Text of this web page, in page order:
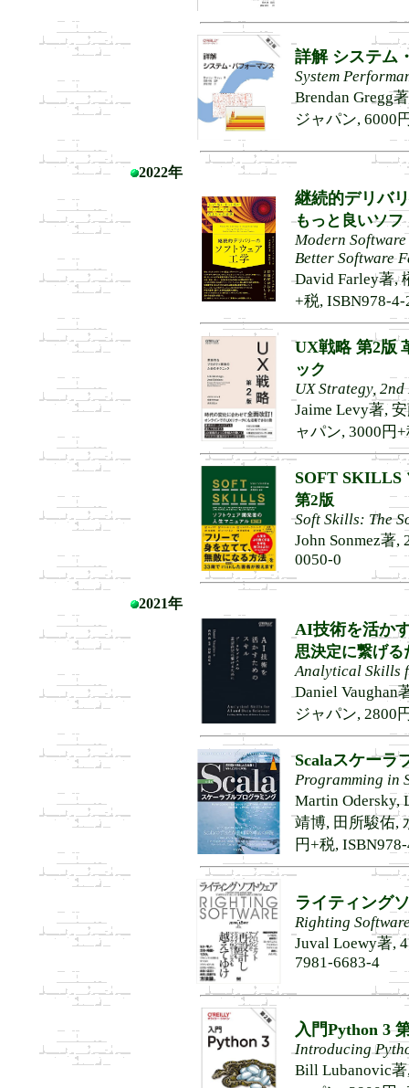
詳解 システム
System
Brendan Gregg
ジャパン, 6000
2022年
継続的デリバ
もっと良いソフ
Modern
Better Software
David Farley著,
+税, ISBN978-
UX戦略 第2版
ック
UX Strategy,
Jaime Levy著,
ャパン, 3000円
SOFT SKILLS
第2版
Soft Skills: The
John Sonmez著,
0050-0
2021年
AI技術を活か
思決定に繋げる
Analytical Skills
Daniel Vaughan
ジャパン, 2800
Scalaスケーラ
Programming in
Martin Odersky,
靖博, 田所駿佑,
円+税,
ライティング
Righting
Juval Loewy著,
7981-6683-4
入門Python 3
Introducing
Bill Lubanovic